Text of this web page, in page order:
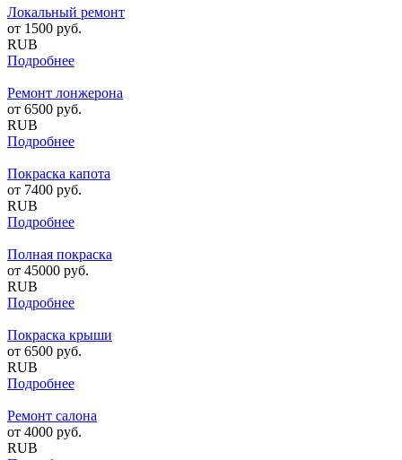
Локальный ремонт
от 1500 руб.
RUB
Подробнее
Ремонт лонжерона
от 6500 руб.
RUB
Подробнее
Покраска капота
от 7400 руб.
RUB
Подробнее
Полная покраска
от 45000 руб.
RUB
Подробнее
Покраска крыши
от 6500 руб.
RUB
Подробнее
Ремонт салона
от 4000 руб.
RUB